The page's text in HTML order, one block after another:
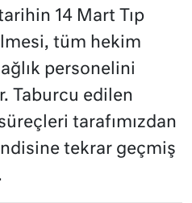
14 Mart Tıp
tüm hekim
personelini
Taburcu edilen
tarafımızdan
tekrar geçmiş